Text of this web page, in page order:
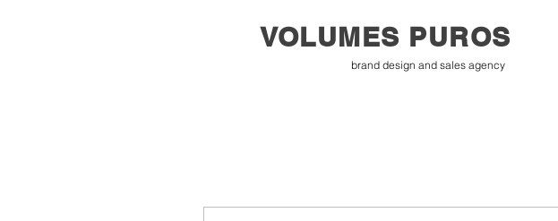
VOLUMES PUROS
brand design and sales agency